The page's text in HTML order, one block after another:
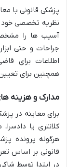
پزشکی قانونی با
نظریه تخصصی خود
آسیب ها را مشخص
جراحات و حتی
اطلاعات برای
همچنین برای
مدارک و هزینه
برای معاینه در
کلانتری یا
هرگونه پرونده
قانونی بر اساس
در ابتدا توسط